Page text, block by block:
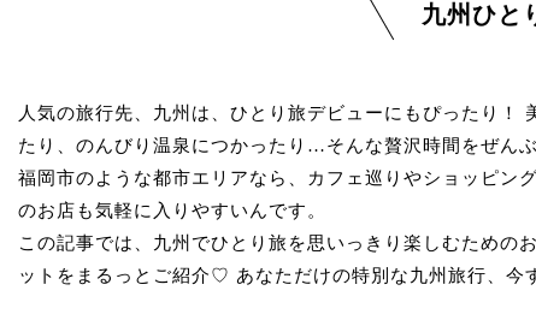
九州ひと
人気の旅行先、九州は、ひとり旅デビューにもぴったり！
たり、のんびり温泉につかったり…そんな贅沢時間をぜん
福岡市のような都市エリアなら、カフェ巡りやショッピン
のお店も気軽に入りやすいんです。
この記事では、九州でひとり旅を思いっきり楽しむための
ットをまるっとご紹介♡ あなただけの特別な九州旅行、今